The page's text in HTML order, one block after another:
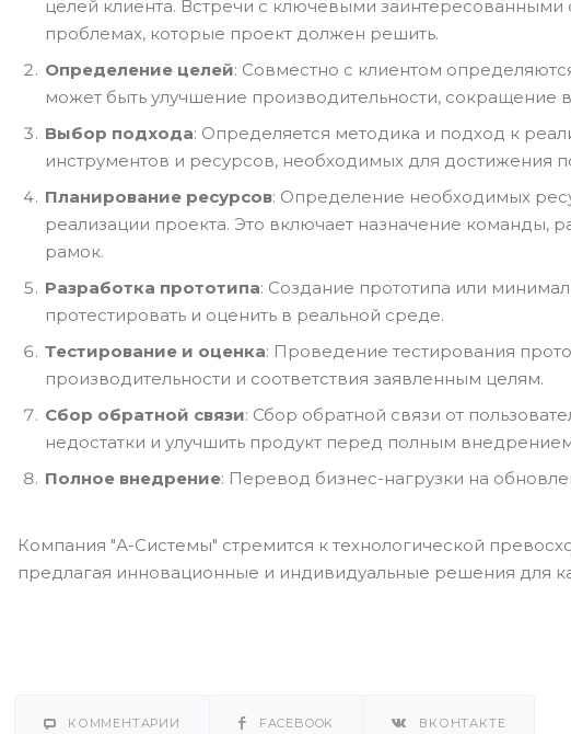
целей клиента. Встречи с ключевыми
проблемах, которые проект должен решить.
Определение целей: Совместно с клиентом
может быть улучшение производительности, сокращение
Выбор подхода: Определяется методика и подход к
инструментов и ресурсов, необходимых для достижения
Планирование ресурсов: Определение необходимых
реализации проекта. Это включает назначение
рамок.
Разработка прототипа: Создание прототипа или
протестировать и оценить в реальной среде.
Тестирование и оценка: Проведение тестирования
производительности и соответствия заявленным целям.
Сбор обратной связи: Сбор обратной связи от
недостатки и улучшить продукт перед полным
Полное внедрение: Перевод бизнес-нагрузки на
Компания "А-Системы" стремится к технологической
предлагая инновационные и индивидуальные решения для
КОММЕНТАРИИ FACEBOOK ВКОНТАКТЕ